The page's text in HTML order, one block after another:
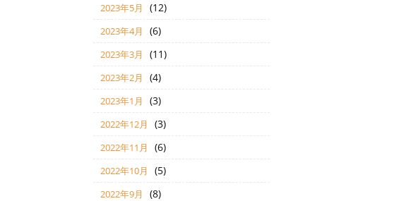
2023年5月 (12)
2023年4月 (6)
2023年3月 (11)
2023年2月 (4)
2023年1月 (3)
2022年12月 (3)
2022年11月 (6)
2022年10月 (5)
2022年9月 (8)